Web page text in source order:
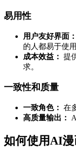
易用性
用户友好界面：
的人都易于使用
成本效益： 提
求。
一致性和质量
一致角色： 在
高质量输出：
如何使用AI